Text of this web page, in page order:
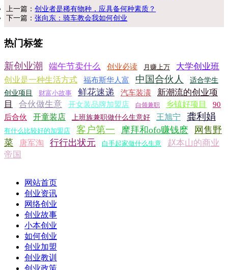
上一篇：创业者是稀有物种，应具备何种素质？
下一篇：张向东：骑车教会我如何创业
热门标签
新创业潮 端午节卖什么 创业必读 月赚上万 大学创业班
创业是一种生活方式 福布斯华人富 中国合伙人
适合学生
创业项目
财富小故事 鲜花速递 汽车装潢
新潮流的创业项
目
合伙做生意 开女装品牌加盟店 白领兼职 乡镇好项目
90
后合伙
开童装店 上班族兼职做什么生意好 王旭宁 龚利娟
有什么比较好的加盟店 客户第一 摩拜和ofo赚钱麽
网售野
菜
唐军淘 行行出状元 白手起家做什么生意
赵本山的商业
帝国
网站首页
创业资讯
网络创业
创业故事
小本创业
如何创业
创业加盟
创业教训
创业政策